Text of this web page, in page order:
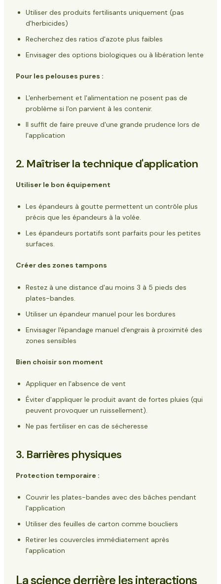
Utiliser des produits fertilisants uniquement (pas
d'herbicides)
Recherchez des ratios d'azote plus faibles
Envisager des options biologiques ou à libération lente
Pour les pelouses pures :
L'enherbement et l'alimentation ne posent pas de
problème si l'on parvient à les contenir.
Il suffit de faire preuve d'une grande prudence lors de
l'application
2. Maîtriser la technique d'application
Utiliser le bon équipement
Les épandeurs à goutte permettent un contrôle plus
précis que les épandeurs à la volée.
Les épandeurs portatifs sont parfaits pour les petites
surfaces.
Créer des zones tampons
Restez à une distance d'au moins 3 à 5 pieds des
plates-bandes.
Utiliser un épandeur manuel pour les bordures
Envisager l'épandage manuel d'engrais à proximité des
zones sensibles
Bien choisir son moment
Appliquer en l'absence de vent
Éviter d'appliquer le produit avant de fortes pluies (qui
peuvent provoquer un ruissellement).
Ne pas fertiliser en cas de sécheresse
3. Barrières physiques
Protection temporaire :
Couvrir les plates-bandes avec des bâches pendant
l'application
Utiliser des feuilles de carton comme boucliers
Retirer les couvercles immédiatement après
l'application
La science derrière les interactions